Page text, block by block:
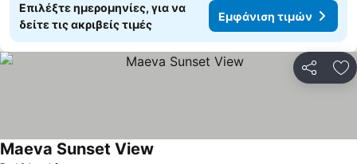
Επιλέξτε ημερομηνίες, για να
δείτε τις ακριβείς τιμές
Εμφάνιση τιμών
Maeva Sunset View